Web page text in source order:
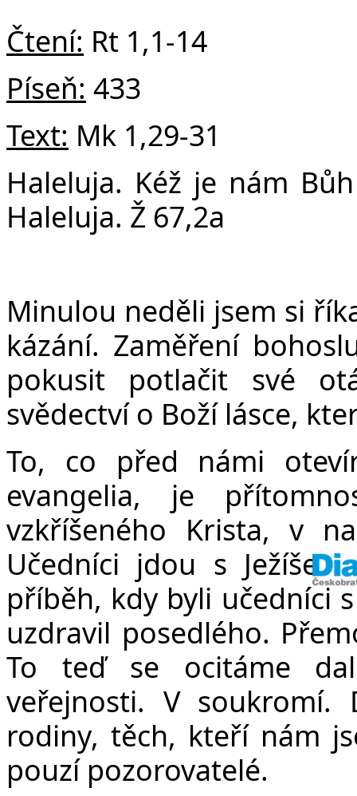
v
Čtení: Rt 1,1-14
Píseň: 433
Text: Mk 1,29-31
Haleluja. Kéž je nám
Haleluja. Ž 67,2a
Minulou neděli jsem si
kázání. Zaměření
pokusit potlačit své
svědectví o Boží lásce,
To, co před námi
evangelia, je
vzkříšeného Krista, v
Učedníci jdou s
příběh, kdy byli učedníci
uzdravil posedlého.
To teď se ocitáme
veřejnosti. V soukromí.
rodiny, těch, kteří nám
pouzí pozorovatelé.